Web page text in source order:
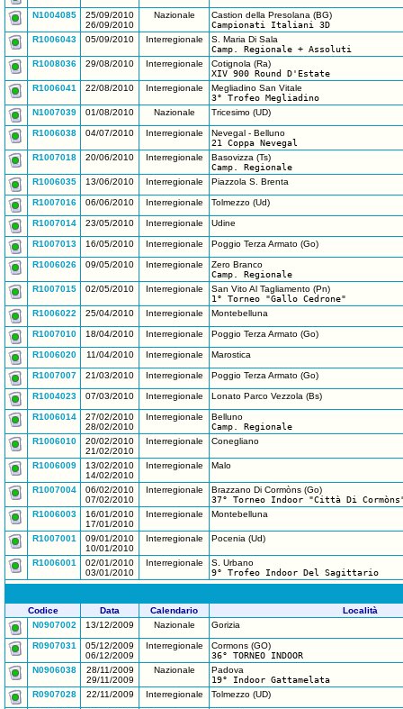
N1004085
25/09/2010
26/09/2010
Nazionale
Castion della Presolana (BG)
Campionati Italiani 3D
R1006043
05/09/2010 Interregionale
S. Maria Di Sala
Camp. Regionale + Assoluti
R1008036
29/08/2010 Interregionale
Cotignola (Ra)
XIV 900 Round D'Estate
R1006041
22/08/2010 Interregionale
Megliadino San Vitale
3° Trofeo Megliadino
N1007039
01/08/2010 Nazionale Tricesimo (UD)
R1006038 04/07/2010 Interregionale
Nevegal - Belluno
21 Coppa Nevegal
R1007018
20/06/2010 Interregionale
Basovizza (Ts)
Camp. Regionale
R1006035
13/06/2010 Interregionale Piazzola S. Brenta
R1007016 06/06/2010 Interregionale Tolmezzo (Ud)
R1007014 23/05/2010 Interregionale Udine
R1007013 16/05/2010 Interregionale Poggio Terza Armato (Go)
R1006026 09/05/2010 Interregionale
Zero Branco
Camp. Regionale
R1007015
02/05/2010 Interregionale
San Vito Al Tagliamento (Pn)
1° Torneo "Gallo Cedrone"
R1006022
25/04/2010 Interregionale Montebelluna
R1007010 18/04/2010 Interregionale Poggio Terza Armato (Go)
R1006020 11/04/2010 Interregionale Marostica
R1007007 21/03/2010 Interregionale Poggio Terza Armato (Go)
R1004023 07/03/2010 Interregionale Lonato Parco Vezzola (Bs)
R1006014
27/02/2010
28/02/2010
Interregionale
Belluno
Camp. Regionale
R1006010
20/02/2010
21/02/2010
Interregionale Conegliano
R1006009
13/02/2010
14/02/2010
Interregionale Malo
R1007004
06/02/2010
07/02/2010
Interregionale
Brazzano Di Cormòns (Go)
37° Torneo Indoor "Città Di
R1006003
16/01/2010
17/01/2010
Interregionale Montebelluna
R1007001
09/01/2010
10/01/2010
Interregionale Pocenia (Ud)
R1006001
02/01/2010
03/01/2010
Interregionale
S. Urbano
9° Trofeo Indoor Del Sagittario
Codice Data Calendario
Località
N0907002
13/12/2009 Nazionale Gorizia
R0907031
05/12/2009
06/12/2009
Interregionale
Cormons (GO)
36° TORNEO INDOOR
N0906038
28/11/2009
29/11/2009
Nazionale
Padova
19° Indoor Gattamelata
R0907028
22/11/2009 Interregionale Tolmezzo (UD)